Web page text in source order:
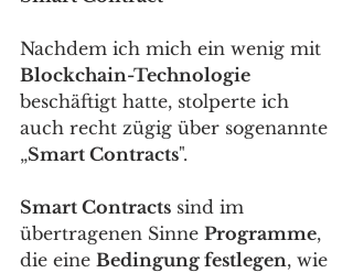
Nachdem ich mich ein wenig mit
Blockchain-Technologie
beschäftigt hatte, stolperte ich
auch recht zügig über sogenannte
„Smart Contracts".
Smart Contracts sind im
übertragenen Sinne Programme,
die eine Bedingung festlegen, wie